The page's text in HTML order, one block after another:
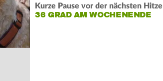
Kurze Pause vor der nächsten Hitze
36 GRAD AM WOCHENENDE